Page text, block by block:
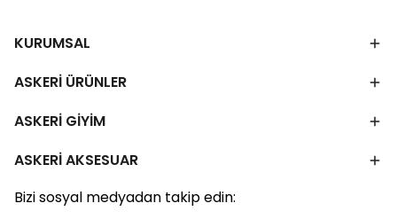
KURUMSAL
ASKERİ ÜRÜNLER
ASKERİ GİYİM
ASKERİ AKSESUAR
Bizi sosyal medyadan takip edin: